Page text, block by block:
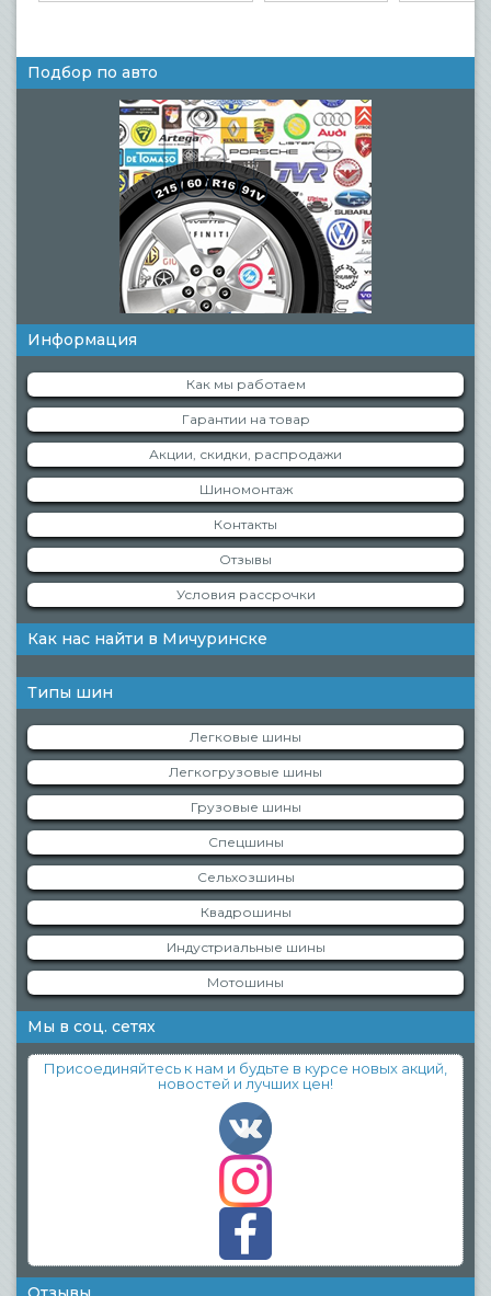
Подбор по авто
Информация
Как мы работаем
Гарантии на товар
Акции, скидки, распродажи
Шиномонтаж
Контакты
Отзывы
Условия рассрочки
Как нас найти в Мичуринске
Типы шин
Легковые шины
Легкогрузовые шины
Грузовые шины
Спецшины
Сельхозшины
Квадрошины
Индустриальные шины
Мотошины
Мы в соц. сетях
Присоединяйтесь к нам и будьте в курсе новых акций,
новостей и лучших цен!